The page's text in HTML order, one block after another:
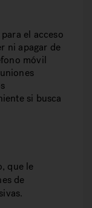
el acceso
ni apagar de
móvil
si busca
que le
de